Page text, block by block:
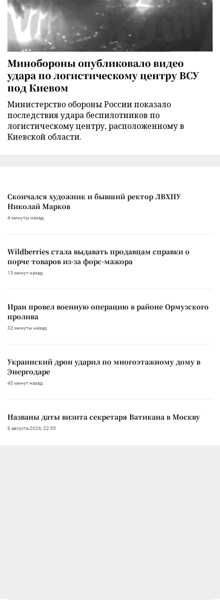
Минобороны опубликовало видео
удара по логистическому центру ВСУ
под Киевом
Министерство обороны России показало
последствия удара беспилотников по
логистическому центру, расположенному в
Киевской области.
Скончался художник и бывший ректор ЛВХПУ
Николай Марков
4 минуты назад
Wildberries стала выдавать продавцам справки о
порче товаров из-за форс-мажора
13 минут назад
Иран провел военную операцию в районе Ормузского
пролива
32 минуты назад
Украинский дрон ударил по многоэтажному дому в
Энергодаре
40 минут назад
Названы даты визита секретаря Ватикана в Москву
6 августа 2026, 22:55